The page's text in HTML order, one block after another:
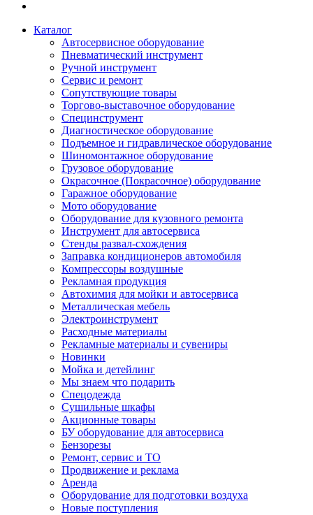
Каталог
Автосервисное оборудование
Пневматический инструмент
Ручной инструмент
Сервис и ремонт
Сопутствующие товары
Торгово-выставочное оборудование
Специнструмент
Диагностическое оборудование
Подъемное и гидравлическое оборудование
Шиномонтажное оборудование
Грузовое оборудование
Окрасочное (Покрасочное) оборудование
Гаражное оборудование
Мото оборудование
Оборудование для кузовного ремонта
Инструмент для автосервиса
Стенды развал-схождения
Заправка кондиционеров автомобиля
Компрессоры воздушные
Рекламная продукция
Автохимия для мойки и автосервиса
Металлическая мебель
Электроинструмент
Расходные материалы
Рекламные материалы и сувениры
Новинки
Мойка и детейлинг
Мы знаем что подарить
Спецодежда
Сушильные шкафы
Акционные товары
БУ оборудование для автосервиса
Бензорезы
Ремонт, сервис и ТО
Продвижение и реклама
Аренда
Оборудование для подготовки воздуха
Новые поступления